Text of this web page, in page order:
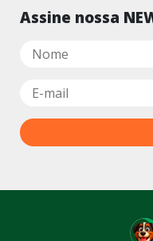
Assine nossa